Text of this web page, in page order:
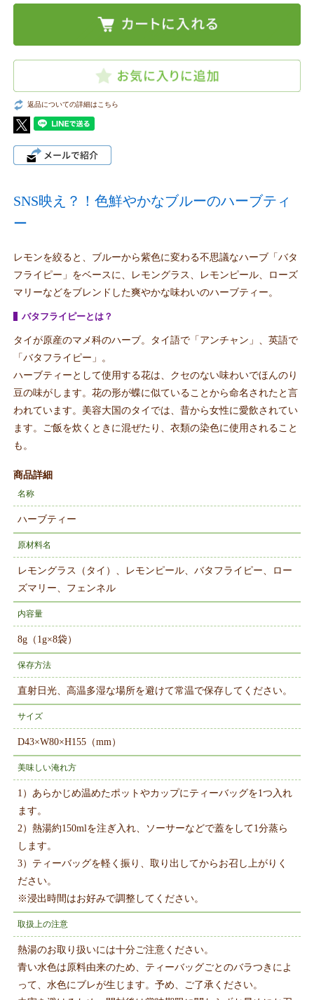
返品についての詳細はこちら
SNS映え？！色鮮やかなブルーのハーブティ
ー
レモンを絞ると、ブルーから紫色に変わる不思議なハーブ「バタ
フライピー」をベースに、レモングラス、レモンピール、ローズ
マリーなどをブレンドした爽やかな味わいのハーブティー。
バタフライピーとは？
タイが原産のマメ科のハーブ。タイ語で「アンチャン」、英語で
「バタフライピー」。
ハーブティーとして使用する花は、クセのない味わいでほんのり
豆の味がします。花の形が蝶に似ていることから命名されたと言
われています。美容大国のタイでは、昔から女性に愛飲されてい
ます。ご飯を炊くときに混ぜたり、衣類の染色に使用されること
も。
商品詳細
名称
ハーブティー
原材料名
レモングラス（タイ）、レモンピール、バタフライピー、ロー
ズマリー、フェンネル
内容量
8g（1g×8袋）
保存方法
直射日光、高温多湿な場所を避けて常温で保存してください。
サイズ
D43×W80×H155（mm）
美味しい淹れ方
1）あらかじめ温めたポットやカップにティーバッグを1つ入れ
ます。
2）熱湯約150mlを注ぎ入れ、ソーサーなどで蓋をして1分蒸ら
します。
3）ティーバッグを軽く振り、取り出してからお召し上がりく
ださい。
※浸出時間はお好みで調整してください。
取扱上の注意
熱湯のお取り扱いには十分ご注意ください。
青い水色は原料由来のため、ティーバッグごとのバラつきによ
って、水色にブレが生じます。予め、ご了承ください。